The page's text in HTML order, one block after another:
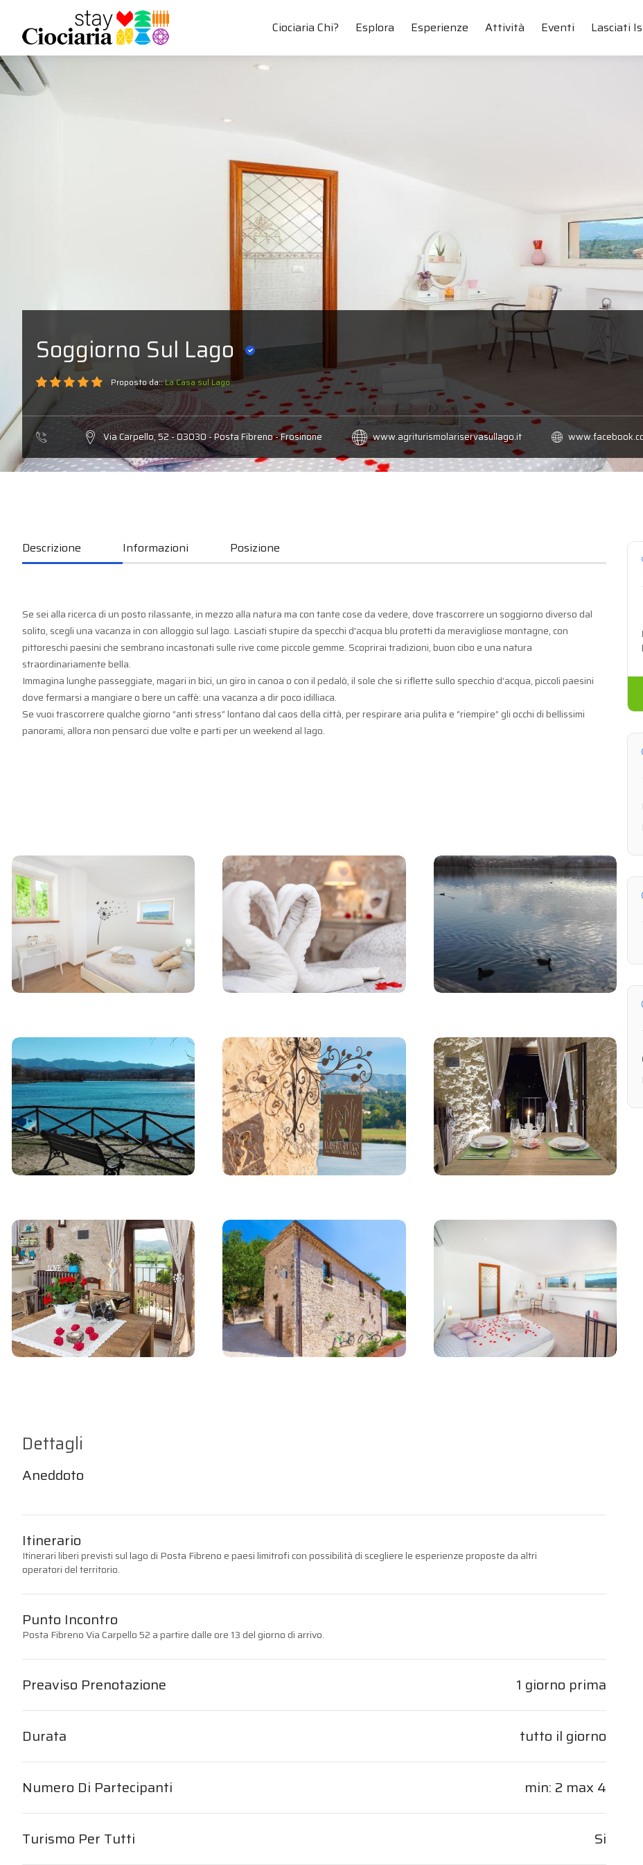
Ciociaria Chi? Esplora Esperienze Attività Eventi Lasciati
Soggiorno Sul Lago
Proposto da::La Casa sul Lago
Via Carpello, 52 - 03030 - Posta Fibreno - Frosinone www.agriturismolariservasullago.it
Descrizione Informazioni Posizione
Se sei alla ricerca di un posto rilassante, in mezzo alla natura ma con tante cose da vedere, dove trascorrere un soggiorno diverso dal
solito, scegli una vacanza in con alloggio sul lago. Lasciati stupire da specchi d'acqua blu protetti da meravigliose montagne, con
pittoreschi paesini che sembrano incastonati sulle rive come piccole gemme. Scoprirai tradizioni, buon cibo e una natura
straordinariamente bella.
Immagina lunghe passeggiate, magari in bici, un giro in canoa o con il pedalò, il sole che si riflette sullo specchio d’acqua, piccoli paesini
dove fermarsi a mangiare o bere un caffè: una vacanza a dir poco idilliaca.
Se vuoi trascorrere qualche giorno “anti stress” lontano dal caos della città, per respirare aria pulita e “riempire” gli occhi di bellissimi
panorami, allora non pensarci due volte e parti per un weekend al lago.
Dettagli
Aneddoto
Itinerario
Itinerari liberi previsti sul lago di Posta Fibreno e paesi limitrofi con possibilità di scegliere le esperienze proposte da altri
operatori del territorio.
Punto Incontro
Posta Fibreno Via Carpello 52 a partire dalle ore 13 del giorno di arrivo.
Preaviso Prenotazione 1 giorno prima
Durata tutto il giorno
Numero Di Partecipanti min: 2 max 4
Turismo Per Tutti Si